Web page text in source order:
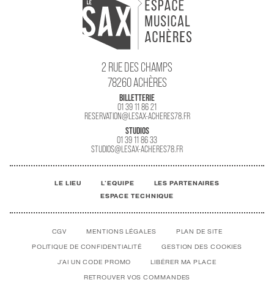
2 RUE DES CHAMPS
78260 ACHÈRES
BILLETTERIE
01 39 11 86 21
RESERVATION@LESAX-ACHERES78.FR
STUDIOS
01 39 11 86 33
STUDIOS@LESAX-ACHERES78.FR
LE LIEU L'EQUIPE
LES PARTENAIRES
ESPACE TECHNIQUE
CGV MENTIONS LÉGALES PLAN DE SITE
POLITIQUE DE CONFIDENTIALITÉ GESTION DES COOKIES
J'AI UN CODE PROMO LIBÉRER MA PLACE
RETROUVER VOS COMMANDES